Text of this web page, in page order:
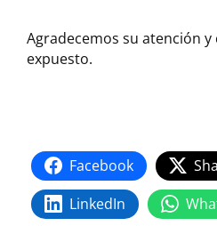
Agradecemos su atención
expuesto.
Facebook
LinkedIn